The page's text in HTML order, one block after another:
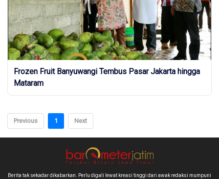
Frozen Fruit Banyuwangi Tembus Pasar Jakarta hingga
Mataram
Previous 1 Next
Berita tak sekadar dikabarkan. Perlu digali lewat kreasi tinggi dari awak redaksi mumpuni